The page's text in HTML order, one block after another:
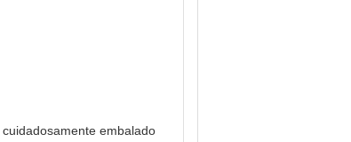
embalado